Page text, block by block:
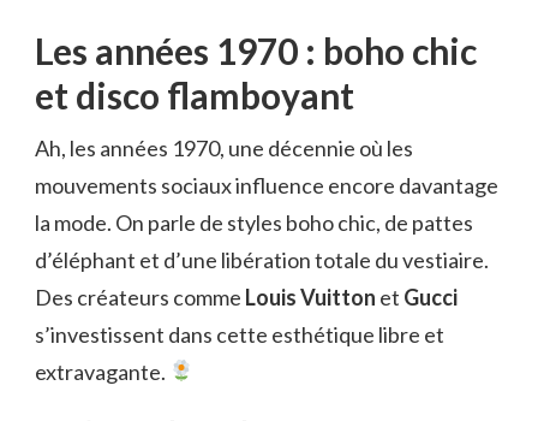
Les années 1970 : boho chic
et disco flamboyant
Ah, les années 1970, une décennie où les
mouvements sociaux influence encore davantage
la mode. On parle de styles boho chic, de pattes
d’éléphant et d’une libération totale du vestiaire.
Des créateurs comme Louis Vuitton et Gucci
s’investissent dans cette esthétique libre et
extravagante.